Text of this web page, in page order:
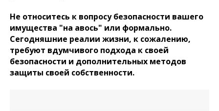
Не относитесь к вопросу безопасности вашего
имущества "на авось" или формально.
Сегодняшние реалии жизни, к сожалению,
требуют вдумчивого подхода к своей
безопасности и дополнительных методов
защиты своей собственности.